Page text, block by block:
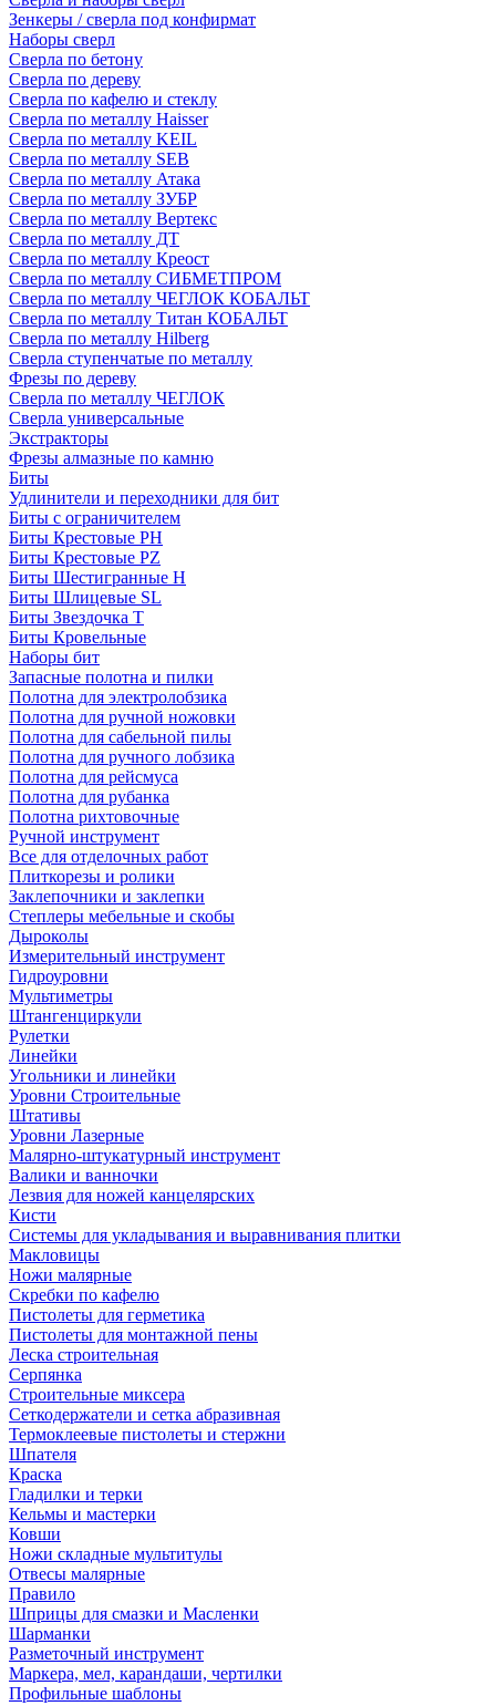
Зенкеры / сверла под конфирмат
Наборы сверл
Сверла по бетону
Сверла по дереву
Сверла по кафелю и стеклу
Сверла по металлу Haisser
Сверла по металлу KEIL
Сверла по металлу SEB
Сверла по металлу Атака
Сверла по металлу ЗУБР
Сверла по металлу Вертекс
Сверла по металлу ДТ
Сверла по металлу Креост
Сверла по металлу СИБМЕТПРОМ
Сверла по металлу ЧЕГЛОК КОБАЛЬТ
Сверла по металлу Титан КОБАЛЬТ
Сверла по металлу Hilberg
Сверла ступенчатые по металлу
Фрезы по дереву
Сверла по металлу ЧЕГЛОК
Сверла универсальные
Экстракторы
Фрезы алмазные по камню
Биты
Удлинители и переходники для бит
Биты с ограничителем
Биты Крестовые PH
Биты Крестовые PZ
Биты Шестигранные H
Биты Шлицевые SL
Биты Звездочка T
Биты Кровельные
Наборы бит
Запасные полотна и пилки
Полотна для электролобзика
Полотна для ручной ножовки
Полотна для сабельной пилы
Полотна для ручного лобзика
Полотна для рейсмуса
Полотна для рубанка
Полотна рихтовочные
Ручной инструмент
Все для отделочных работ
Плиткорезы и ролики
Заклепочники и заклепки
Степлеры мебельные и скобы
Дыроколы
Измерительный инструмент
Гидроуровни
Мультиметры
Штангенциркули
Рулетки
Линейки
Угольники и линейки
Уровни Строительные
Штативы
Уровни Лазерные
Малярно-штукатурный инструмент
Валики и ванночки
Лезвия для ножей канцелярских
Кисти
Системы для укладывания и выравнивания плитки
Макловицы
Ножи малярные
Скребки по кафелю
Пистолеты для герметика
Пистолеты для монтажной пены
Леска строительная
Серпянка
Строительные миксера
Сеткодержатели и сетка абразивная
Термоклеевые пистолеты и стержни
Шпателя
Краска
Гладилки и терки
Кельмы и мастерки
Ковши
Ножи складные мультитулы
Отвесы малярные
Правило
Шприцы для смазки и Масленки
Шарманки
Разметочный инструмент
Маркера, мел, карандаши, чертилки
Профильные шаблоны